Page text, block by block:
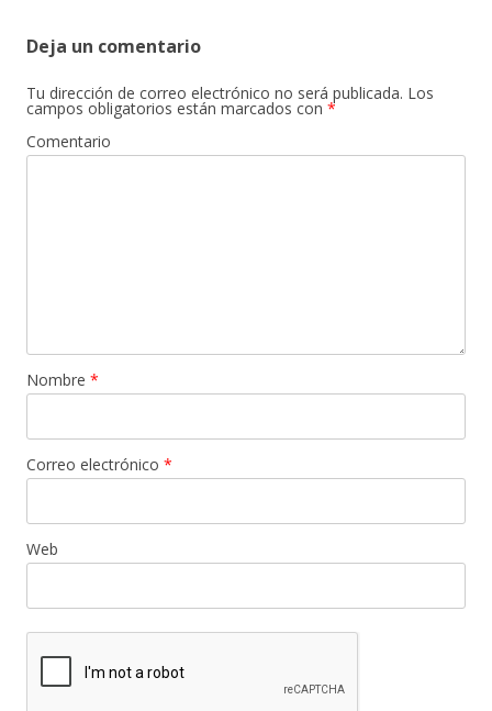
Deja un comentario
Tu dirección de correo electrónico no será publicada. Los
campos obligatorios están marcados con *
Comentario
Nombre *
Correo electrónico *
Web